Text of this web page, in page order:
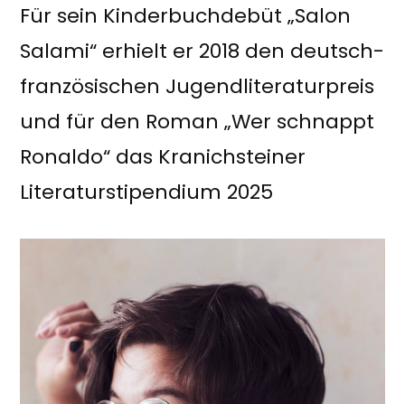
Für sein Kinderbuchdebüt „Salon
Salami“ erhielt er 2018 den deutsch-
französischen Jugendliteraturpreis
und für den Roman „Wer schnappt
Ronaldo“ das Kranichsteiner
Literaturstipendium 2025